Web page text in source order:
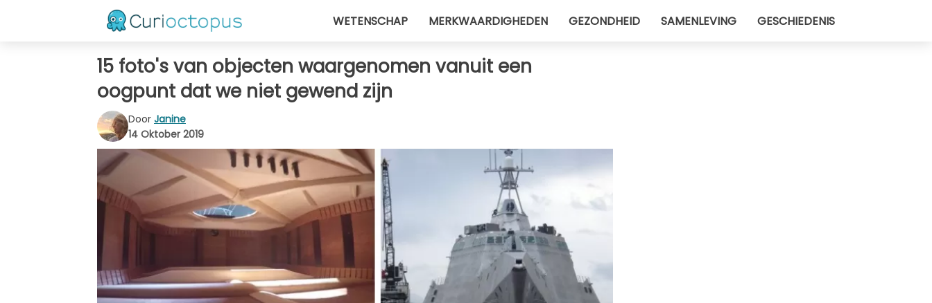
WETENSCHAP MERKWAARDIGHEDEN GEZONDHEID SAMENLEVING GESCHIEDENIS
15 foto's van objecten waargenomen vanuit een
oogpunt dat we niet gewend zijn
Door Janine
14 Oktober 2019